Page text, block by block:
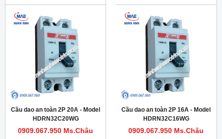
Cầu dao an toàn 2P 20A - Model
HDRN32C20WG
0909.067.950 Ms.Châu
Cầu dao an toàn 2P 16A - Model
HDRN32C16WG
0909.067.950 Ms.Châu